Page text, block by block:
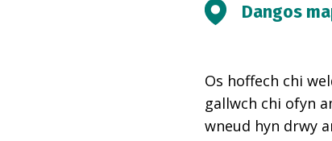
Dangos
Os hoffech chi
gallwch chi ofyn
wneud hyn drwy